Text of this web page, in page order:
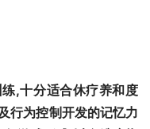
,十分适合休疗养和度
行为控制开发的记忆力